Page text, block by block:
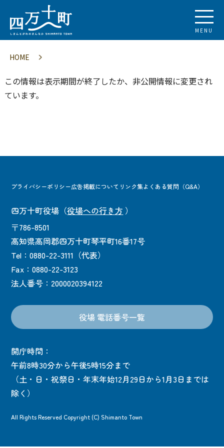
MENU
HOME
この情報は表示期間が終了したか、非公開情報に変更され
ています。
プライバシーポリシー広告掲載について リンク集よくある質問（Q&A）
四万十町役場 （役場への行き方 ）
〒786-8501
高知県高岡郡四万十町琴平町16番17号
Tel：0880-22-3111（代表）
Fax：0880-22-3123
法人番号：2000020394122
役場 電話番号一覧
開庁時間：
午前8時30分から午後5時15分まで
（土・日・祝祭日・年末年始12月29日から1月3日までは
除く）
All Rights Reserved Copyright (C) Shimanto Town